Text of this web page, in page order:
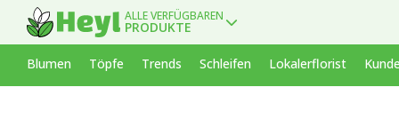
ALLE VERFÜGBAREN
PRODUKTE
Blumen Töpfe Trends Schleifen Lokalerflorist